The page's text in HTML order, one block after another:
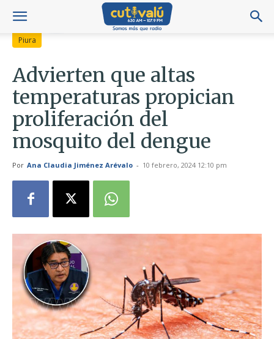
Piura
Advierten que altas
temperaturas propician
proliferación del
mosquito del dengue
Por Ana Claudia Jiménez Arévalo - 10 febrero, 2024 12:10 pm